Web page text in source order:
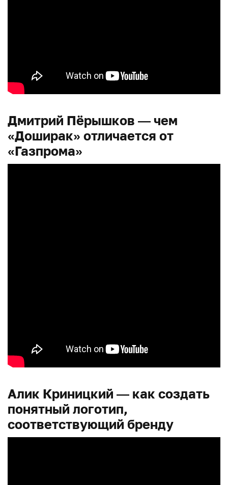
Дмитрий Пёрышков — чем
«Доширак» отличается от
«Газпрома»
Алик Криницкий — как создать
понятный логотип,
соответствующий бренду